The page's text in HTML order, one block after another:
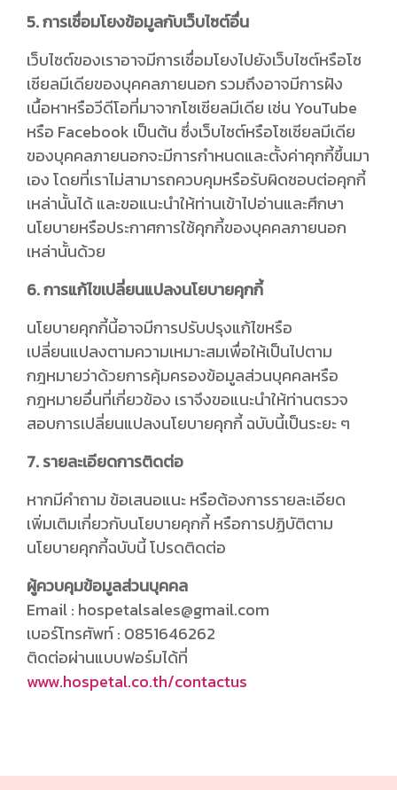
5. การเชื่อมโยงข้อมูลกับเว็บไซต์อื่น
เว็บไซต์ของเราอาจมีการเชื่อมโยงไปยังเว็บไซต์หรือโซ
เชียลมีเดียของบุคคลภายนอก รวมถึงอาจมีการฝัง
เนื้อหาหรือวีดีโอที่มาจากโซเชียลมีเดีย เช่น YouTube
หรือ Facebook เป็นต้น ซึ่งเว็บไซต์หรือโซเชียลมีเดีย
ของบุคคลภายนอกจะมีการกำหนดและตั้งค่าคุกกี้ขึ้นมา
เอง โดยที่เราไม่สามารถควบคุมหรือรับผิดชอบต่อคุกกี้
เหล่านั้นได้ และขอแนะนำให้ท่านเข้าไปอ่านและศึกษา
นโยบายหรือประกาศการใช้คุกกี้ของบุคคลภายนอก
เหล่านั้นด้วย
6. การแก้ไขเปลี่ยนแปลงนโยบายคุกกี้
นโยบายคุกกี้นี้อาจมีการปรับปรุงแก้ไขหรือ
เปลี่ยนแปลงตามความเหมาะสมเพื่อให้เป็นไปตาม
กฎหมายว่าด้วยการคุ้มครองข้อมูลส่วนบุคคลหรือ
กฎหมายอื่นที่เกี่ยวข้อง เราจึงขอแนะนำให้ท่านตรวจ
สอบการเปลี่ยนแปลงนโยบายคุกกี้ ฉบับนี้เป็นระยะ ๆ
7. รายละเอียดการติดต่อ
หากมีคำถาม ข้อเสนอแนะ หรือต้องการรายละเอียด
เพิ่มเติมเกี่ยวกับนโยบายคุกกี้ หรือการปฏิบัติตาม
นโยบายคุกกี้ฉบับนี้ โปรดติดต่อ
ผู้ควบคุมข้อมูลส่วนบุคคล
Email : hospetalsales@gmail.com
เบอร์โทรศัพท์ : 0851646262
ติดต่อผ่านแบบฟอร์มได้ที่
www.hospetal.co.th/contactus